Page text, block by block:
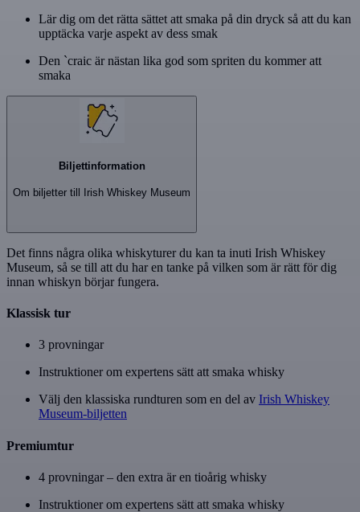
Lär dig om det rätta sättet att smaka på din dryck så att du kan
upptäcka varje aspekt av dess smak
Den `craic är nästan lika god som spriten du kommer att
smaka
Biljettinformation
Om biljetter till Irish Whiskey Museum
Det finns några olika whiskyturer du kan ta inuti Irish Whiskey
Museum, så se till att du har en tanke på vilken som är rätt för dig
innan whiskyn börjar fungera.
Klassisk tur
3 provningar
Instruktioner om expertens sätt att smaka whisky
Välj den klassiska rundturen som en del av Irish Whiskey
Museum-biljetten
Premiumtur
4 provningar – den extra är en tioårig whisky
Instruktioner om expertens sätt att smaka whisky